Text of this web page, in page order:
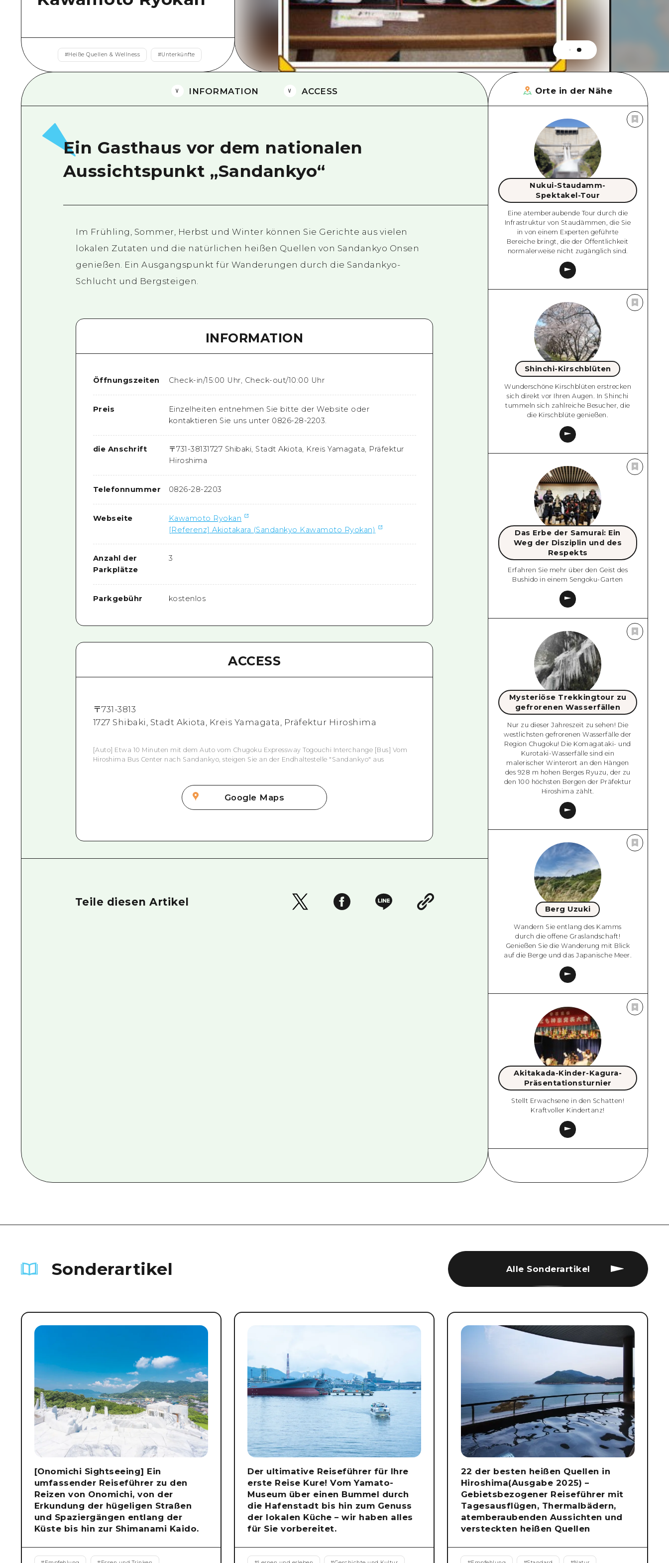
Östliches Yamaguchi
Ehime
Shimane
#Heiße Quellen & Wellness #Unterkünfte
INFORMATION ACCESS
Ein Gasthaus vor dem nationalen
Aussichtspunkt „Sandankyo“
Im Frühling, Sommer, Herbst und Winter können Sie Gerichte aus vielen
lokalen Zutaten und die natürlichen heißen Quellen von Sandankyo Onsen
genießen. Ein Ausgangspunkt für Wanderungen durch die Sandankyo-
Schlucht und Bergsteigen.
INFORMATION
Öffnungszeiten Check-in/15:00 Uhr, Check-out/10:00 Uhr
Preis
Einzelheiten entnehmen Sie bitte der Website oder
kontaktieren Sie uns unter 0826-28-2203.
die Anschrift 〒731-38131727 Shibaki, Stadt Akiota, Kreis Yamagata, Präfektur
Hiroshima
Telefonnummer 0826-28-2203
Webseite
Kawamoto Ryokan
[Referenz] Akiotakara (Sandankyo Kawamoto Ryokan)
Anzahl der
Parkplätze
3
Parkgebühr kostenlos
ACCESS
〒731-3813
1727 Shibaki, Stadt Akiota, Kreis Yamagata, Präfektur Hiroshima
[Auto] Etwa 10 Minuten mit dem Auto vom Chugoku Expressway Togouchi Interchange [Bus] Vom
Hiroshima Bus Center nach Sandankyo, steigen Sie an der Endhaltestelle "Sandankyo" aus
Google Maps
Teile diesen Artikel
Orte in der Nähe
Nukui-Staudamm-
Spektakel-Tour
Eine atemberaubende Tour durch die
Infrastruktur von Staudämmen, die Sie
in von einem Experten geführte
Bereiche bringt, die der Öffentlichkeit
normalerweise nicht zugänglich sind.
Shinchi-Kirschblüten
Wunderschöne Kirschblüten erstrecken
sich direkt vor Ihren Augen. In Shinchi
tummeln sich zahlreiche Besucher, die
die Kirschblüte genießen.
Das Erbe der Samurai: Ein
Weg der Disziplin und des
Respekts
Erfahren Sie mehr über den Geist des
Bushido in einem Sengoku-Garten
Mysteriöse Trekkingtour zu
gefrorenen Wasserfällen
Nur zu dieser Jahreszeit zu sehen! Die
westlichsten gefrorenen Wasserfälle der
Region Chugoku! Die Komagataki- und
Kurotaki-Wasserfälle sind ein
malerischer Winterort an den Hängen
des 928 m hohen Berges Ryuzu, der zu
den 100 höchsten Bergen der Präfektur
Hiroshima zählt.
Berg Uzuki
Wandern Sie entlang des Kamms
durch die offene Graslandschaft!
Genießen Sie die Wanderung mit Blick
auf die Berge und das Japanische Meer.
Akitakada-Kinder-Kagura-
Präsentationsturnier
Stellt Erwachsene in den Schatten!
Kraftvoller Kindertanz!
Sonderartikel Alle Sonderartikel
[Onomichi Sightseeing] Ein
umfassender Reiseführer zu den
Reizen von Onomichi, von der
Erkundung der hügeligen Straßen
und Spaziergängen entlang der
Küste bis hin zur Shimanami Kaido.
Der ultimative Reiseführer für Ihre
erste Reise Kure! Vom Yamato-
Museum über einen Bummel durch
die Hafenstadt bis hin zum Genuss
der lokalen Küche – wir haben alles
für Sie vorbereitet.
22 der besten heißen Quellen in
Hiroshima(Ausgabe 2025) –
Gebietsbezogener Reiseführer mit
Tagesausflügen, Thermalbädern,
atemberaubenden Aussichten und
versteckten heißen Quellen